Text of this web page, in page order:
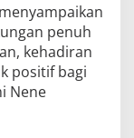
penuh
kehadiran
positif bagi
Nene